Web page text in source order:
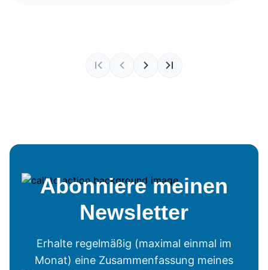
Abonniere meinen
Newsletter
Erhalte regelmäßig (maximal einmal im
Monat) eine Zusammenfassung meines